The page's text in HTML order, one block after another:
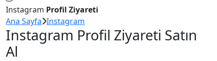
Instagram Profil Ziyareti
Ana Sayfa Instagram
Instagram Profil Ziyareti Satın
Al